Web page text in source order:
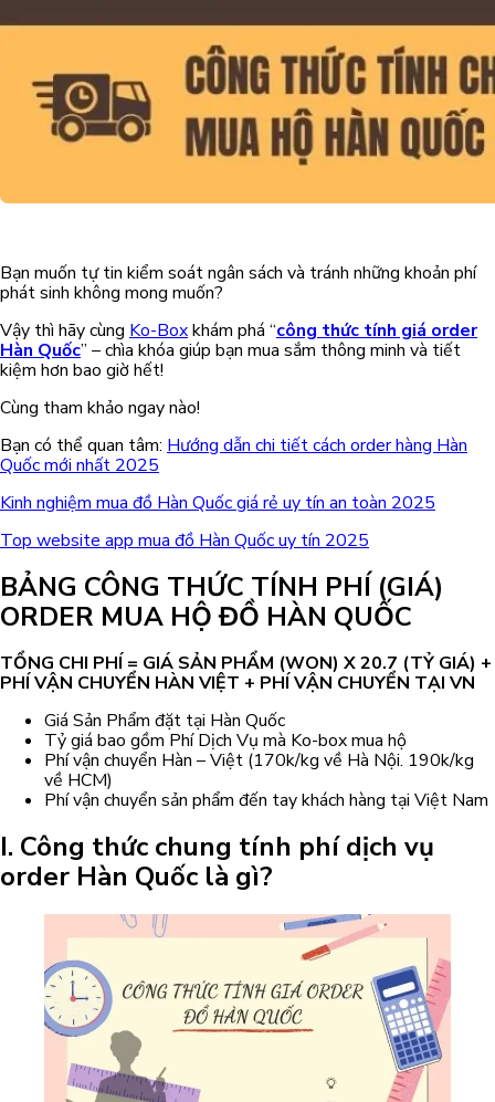
Bạn muốn tự tin kiểm soát ngân sách và tránh những khoản phí
phát sinh không mong muốn?
Vậy thì hãy cùng Ko-Boxkhám phá “công thức tính giá order
Hàn Quốc” – chìa khóa giúp bạn mua sắm thông minh và tiết
kiệm hơn bao giờ hết!
Cùng tham khảo ngay nào!
Bạn có thể quan tâm: Hướng dẫn chi tiết cách order hàng Hàn
Quốc mới nhất 2025
Kinh nghiệm mua đồ Hàn Quốc giá rẻ uy tín an toàn 2025
Top website app mua đồ Hàn Quốc uy tín 2025
BẢNG CÔNG THỨC TÍNH PHÍ (GIÁ)
ORDER MUA HỘ ĐỒ HÀN QUỐC
TỔNG CHI PHÍ = GIÁ SẢN PHẨM (WON) X 20.7 (TỶ GIÁ) +
PHÍ VẬN CHUYỂN HÀN VIỆT + PHÍ VẬN CHUYỂN TẠI VN
Giá Sản Phẩm đặt tại Hàn Quốc
Tỷ giá bao gồm Phí Dịch Vụ mà Ko-box mua hộ
Phí vận chuyển Hàn – Việt (170k/kg về Hà Nội. 190k/kg
về HCM)
Phí vận chuyển sản phẩm đến tay khách hàng tại Việt Nam
I. Công thức chung tính phí dịch vụ
order Hàn Quốc là gì?